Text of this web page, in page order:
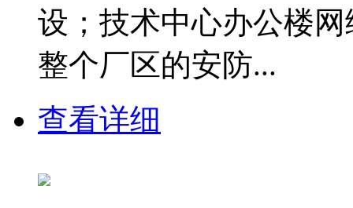
设；技术中心办公楼
整个厂区的安防...
查看详细